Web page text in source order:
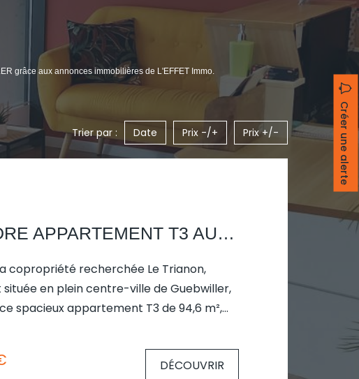
grâce aux annonces immobilières de L'EFFET Immo.
Créer une alerte
Trier par : Date Prix -/+ Prix +/-
À VENDRE APPARTEMENT T3 AU COEUR DE GUEBWILLER RÉSIDENCE LE TRIANON
copropriété recherchée Le Trianon,
en plein centre-ville de Guebwiller,
spacieux appartement T3 de 94,6 m²,
luminosité et art de vivre urbain.
étage, au-dessus des commerces de
appartement traversant séduitDÉCOUVRIR